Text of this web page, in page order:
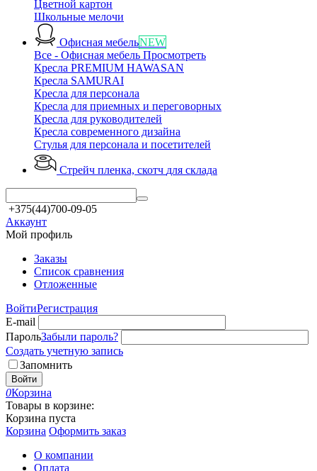
Цветной картон
Школьные мелочи
Офисная мебельNEW
Все - Офисная мебель Просмотреть
Кресла PREMIUM HAWASAN
Кресла SAMURAI
Кресла для персонала
Кресла для приемных и переговорных
Кресла для руководителей
Кресла современного дизайна
Стулья для персонала и посетителей
Стрейч пленка, скотч для склада
+375(44)700-09-05
Аккаунт
Мой профиль
Заказы
Список сравнения
Отложенные
ВойтиРегистрация
E-mail
ПарольЗабыли пароль?
Создать учетную запись
Запомнить
Войти
0Корзина
Товары в корзине:
Корзина пуста
Корзина Оформить заказ
О компании
Оплата